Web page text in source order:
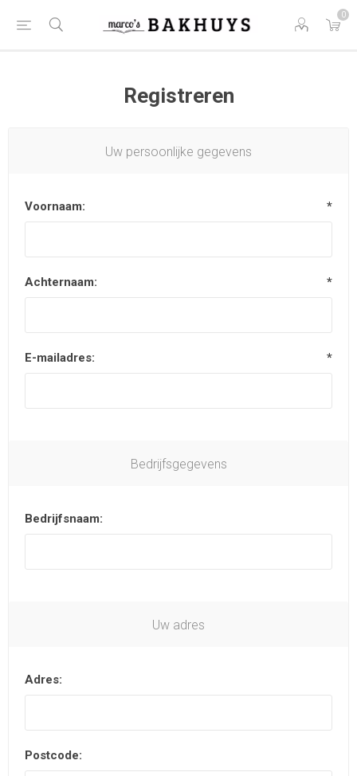
0
Registreren
Uw persoonlijke gegevens
Voornaam: *
Achternaam: *
E-mailadres: *
Bedrijfsgegevens
Bedrijfsnaam:
Uw adres
Adres:
Postcode: